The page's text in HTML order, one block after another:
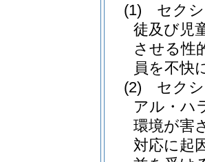
(1)
セク
徒及び児
させる性
員を不快
(2)
セク
アル・ハ
環境が害
対応に起